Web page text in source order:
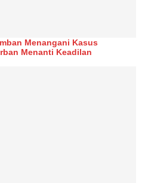
Menangani Kasus
Menanti Keadilan